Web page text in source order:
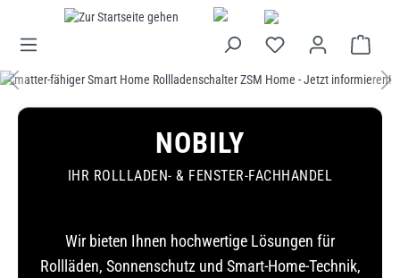
Bildergalerie überspringen
NOBILY
IHR ROLLLADEN- & FENSTER-FACHHANDEL
Wir bieten Ihnen hochwertige Lösungen für
Rollläden, Sonnenschutz und Smart-Home-Technik,